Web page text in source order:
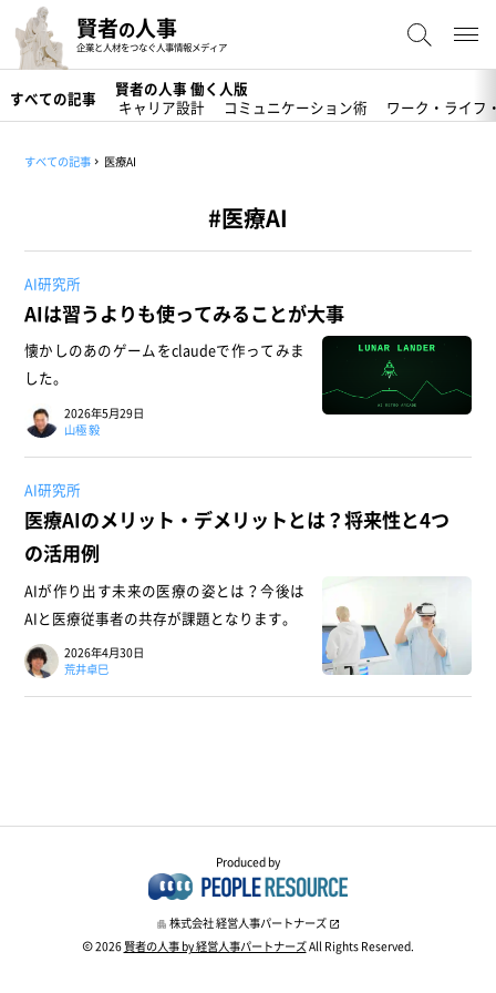
賢者の人事
企業と人材をつなぐ人事情報メディア
すべての記事
賢者の人事 働く人版
キャリア設計
コミュニケーション術 ワーク・ライフ
すべての記事 医療AI
#医療AI
AI研究所
AIは習うよりも使ってみることが大事
懐かしのあのゲームをclaudeで作ってみま
した。
2026年5月29日
山極 毅
AI研究所
医療AIのメリット・デメリットとは？将来性と4つ
の活用例
AIが作り出す未来の医療の姿とは？今後は
AIと医療従事者の共存が課題となります。
2026年4月30日
荒井卓巳
Produced by
株式会社 経営人事パートナーズ
2026 賢者の人事 by 経営人事パートナーズAll Rights Reserved.